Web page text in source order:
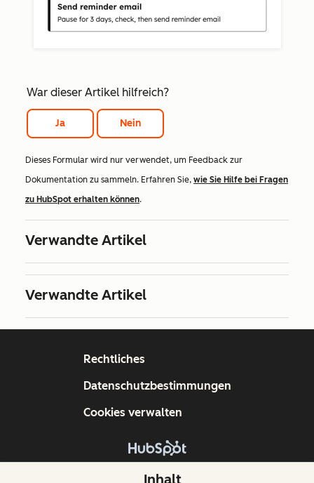
War dieser Artikel hilfreich?
Ja Nein
Dieses Formular wird nur verwendet, um Feedback zur
Dokumentation zu sammeln. Erfahren Sie, wie Sie Hilfe bei Fragen
zu HubSpot erhalten können.
Verwandte Artikel
Verwandte Artikel
Inhalt
Copyright © 2026 HubSpot, Inc.
Rechtliches
Datenschutzbestimmungen
Cookies verwalten